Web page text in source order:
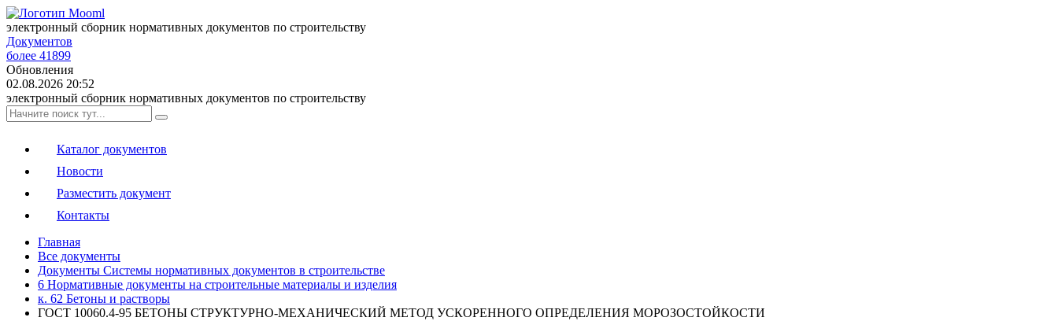
электронный сборник нормативных документов по строительству
Документов
более 41899
Обновления
02.08.2026 20:52
электронный сборник нормативных документов по строительству
Каталог документов
Новости
Разместить документ
Контакты
Главная
Все документы
Документы Системы нормативных документов в строительстве
6 Нормативные документы на строительные материалы и изделия
к. 62 Бетоны и растворы
ГОСТ 10060.4-95 БЕТОНЫ СТРУКТУРНО-МЕХАНИЧЕСКИЙ МЕТОД УСКОРЕННОГО ОПРЕДЕЛЕНИЯ МОРОЗОСТОЙКОСТИ